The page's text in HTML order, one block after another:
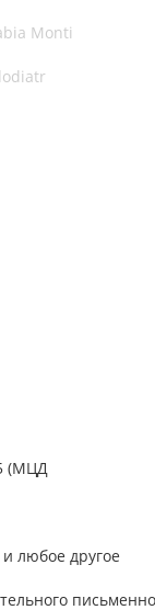
Monti
(МЦД
любое другое